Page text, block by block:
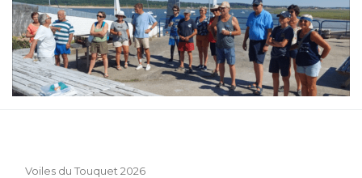
Voiles du Touquet 2026